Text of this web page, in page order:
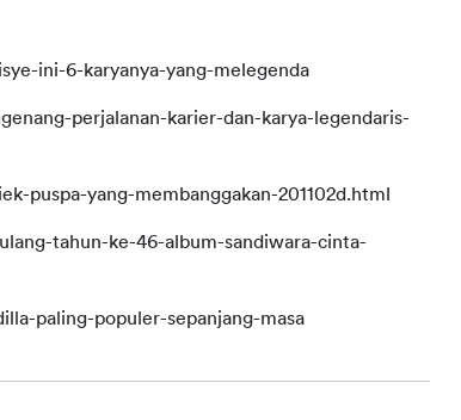
ini-6-karyanya-yang-melegenda
perjalanan-karier-dan-karya-legendaris-
yang-membanggakan-201102d.html
tahun-ke-46-album-sandiwara-cinta-
paling-populer-sepanjang-masa